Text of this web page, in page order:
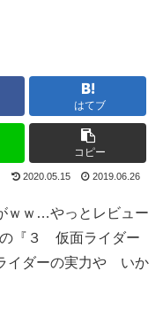
はてブ
コピー
2020.05.15 2019.06.26
ｗｗ…やっとレビュー
『３ 仮面ライダー
イダーの実力や いか